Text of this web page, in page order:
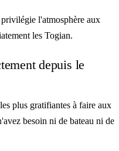
l'atmosphère aux
les Togian.
depuis le
plus gratifiantes à faire aux
besoin ni de bateau ni de